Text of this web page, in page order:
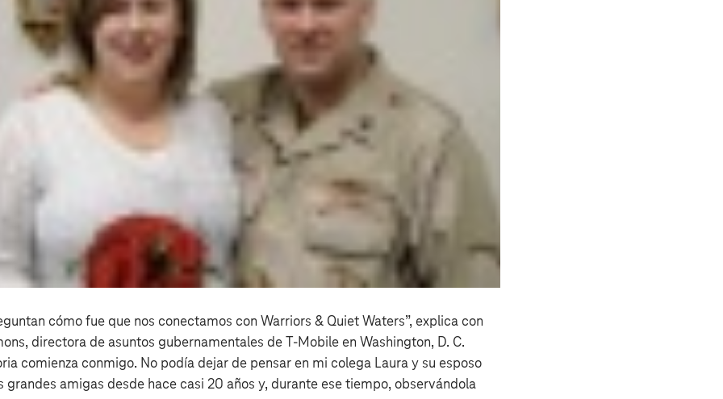
cómo fue que nos conectamos con Warriors & Quiet Waters”, explica con
directora de asuntos gubernamentales de T‑Mobile en Washington, D. C.
comienza conmigo. No podía dejar de pensar en mi colega Laura y su esposo
grandes amigas desde hace casi 20 años y, durante ese tiempo, observándola